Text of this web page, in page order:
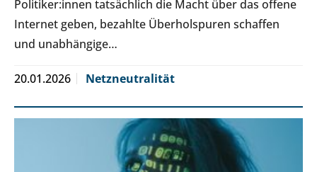
Politiker:innen tatsächlich die Macht über das offene
Internet geben, bezahlte Überholspuren schaffen
und unabhängige…
20.01.2026 Netzneutralität